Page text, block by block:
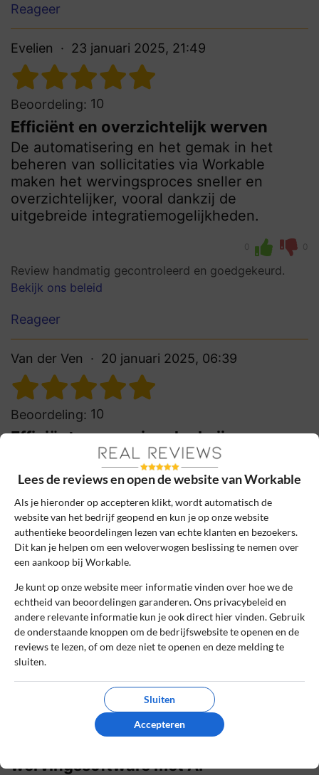
Reageer
Evelien 23 januari 2025, 21:49
Beoordeling: 10
Efficiënt en overzichtelijk werven
De automatisering en het gemak in het
beheren van sollicitaties via Workable
maken het wervingsproces sneller en
overzichtelijker, vooral dankzij de
uitgebreide integratiemogelijkheden.
0 0
Review handmatig gecontroleerd en goedgekeurd.
Bekijk ons beleid
Reageer
Van der Ven 20 januari 2025, 06:39
Beoordeling: 10
Efficiëntere werving dankzij
automatisering
De integraties en automatisering maken ons
wervingsproces een stuk efficiënter en
overzichtelijker, vooral het vinden van
talent via meerdere kanalen.
Review handmatig gecontroleerd en goedgekeurd.
Bekijk ons beleid
Reageer
Oliver Koning
8
wervingssoftware met AI
Lees de reviews en open de website van Workable
Als je hieronder op accepteren klikt, wordt automatisch de
website van het bedrijf geopend en kun je op onze website
authentieke beoordelingen lezen van echte klanten en bezoekers.
Dit kan je helpen om een weloverwogen beslissing te nemen over
een aankoop bij Workable.
Je kunt op onze website meer informatie vinden over hoe we de
echtheid van beoordelingen garanderen. Ons privacybeleid en
andere relevante informatie kun je ook direct hier vinden. Gebruik
de onderstaande knoppen om de bedrijfswebsite te openen en de
reviews te lezen, of om deze niet te openen en deze melding te
sluiten.
Sluiten
Accepteren